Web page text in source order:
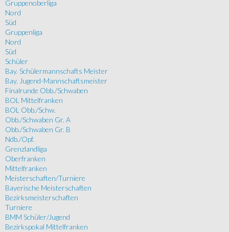
Gruppenoberliga
Nord
Süd
Gruppenliga
Nord
Süd
Schüler
Bay. Schülermannschafts Meister
Bay. Jugend-Mannschaftsmeister
Finalrunde Obb./Schwaben
BOL Mittelfranken
BOL Obb./Schw.
Obb./Schwaben Gr. A
Obb./Schwaben Gr. B
Ndb./Opf.
Grenzlandliga
Oberfranken
Mittelfranken
Meisterschaften/Turniere
Bayerische Meisterschaften
Bezirksmeisterschaften
Turniere
BMM Schüler/Jugend
Bezirkspokal Mittelfranken